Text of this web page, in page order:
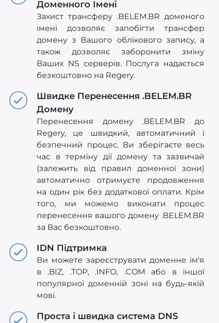
Доменного Імені
Захист трансферу .BELEM.BR доменого
імені дозволяє запобігти трансфер
домену з Вашого облікового запису, а
також дозволяє заборонити зміну
Ваших NS серверів. Послуга надається
безкоштовно на Regery.
Швидке Перенесення .BELEM.BR
Домену
Перенесення домену .BELEM.BR до
Regery, це швидкий, автоматичний і
безпечний процес. Ви зберігаєте весь
час в терміну дії домену та зазвичай
(залежить від правил доменної зони)
автоматично отримуєте продовження
на один рік без додаткової оплати. Крім
того, ми можемо виконати процес
перенесення вашого домену .BELEM.BR
за Вас безкоштовно.
IDN Підтримка
Ви можете зареєструвати доменне ім'я
в .BIZ, .TOP, .INFO, .COM або в іншої
популярної доменній зоні на будь-якій
мові.
Проста і швидка система DNS